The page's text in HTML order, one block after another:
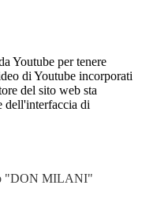
Youtube per tenere
di Youtube incorporati
del sito web sta
dell'interfaccia di
"DON MILANI"